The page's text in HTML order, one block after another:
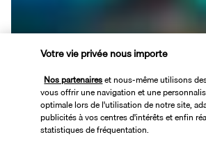
Petit déjeuner buffet à l'hôtel.
Départ vers Lillehammer, petite ville
sportive dominée par deux impressionnants
de saut à ski datant de Jeux Olympiques de
monter et descendre les 954 marches
Votre vie privée nous importe
Nos partenaireset nous-même utilisons
vous offrir une navigation et une
optimale lors de l'utilisation de notre site,
publicités à vos centres d'intérêts et enfin
statistiques de fréquentation.